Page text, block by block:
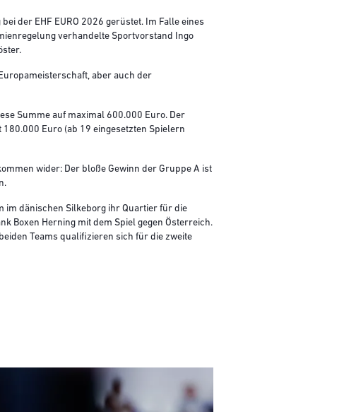
der EHF EURO 2026 gerüstet. Im Falle eines
verhandelte Sportvorstand Ingo
aber auch der
Summe auf maximal 600.000 Euro. Der
Euro (ab 19 eingesetzten Spielern
wider: Der bloße Gewinn der Gruppe A ist
im dänischen Silkeborg ihr Quartier für die
Boxen Herning mit dem Spiel gegen Österreich.
Teams qualifizieren sich für die zweite